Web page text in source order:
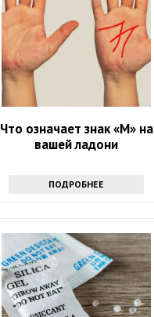
Что означает знак «М» на
вашей ладони
ПОДРОБНЕЕ